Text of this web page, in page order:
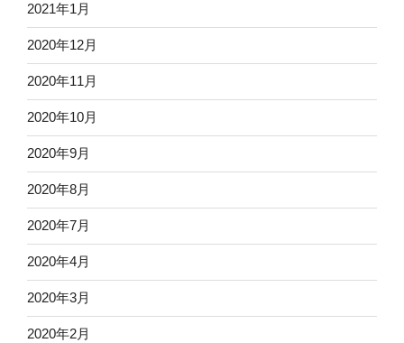
2021年1月
2020年12月
2020年11月
2020年10月
2020年9月
2020年8月
2020年7月
2020年4月
2020年3月
2020年2月